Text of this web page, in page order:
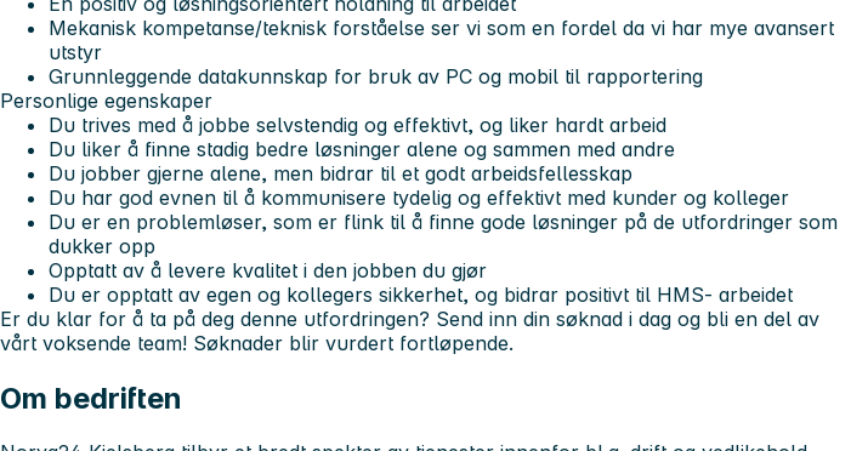
Mekanisk kompetanse/teknisk forståelse ser vi som en fordel da vi har mye avansert
utstyr
Grunnleggende datakunnskap for bruk av PC og mobil til rapportering
Personlige egenskaper
Du trives med å jobbe selvstendig og effektivt, og liker hardt arbeid
Du liker å finne stadig bedre løsninger alene og sammen med andre
Du jobber gjerne alene, men bidrar til et godt arbeidsfellesskap
Du har god evnen til å kommunisere tydelig og effektivt med kunder og kolleger
Du er en problemløser, som er flink til å finne gode løsninger på de utfordringer som
dukker opp
Opptatt av å levere kvalitet i den jobben du gjør
Du er opptatt av egen og kollegers sikkerhet, og bidrar positivt til HMS- arbeidet
Er du klar for å ta på deg denne utfordringen? Send inn din søknad i dag og bli en del av
vårt voksende team! Søknader blir vurdert fortløpende.
Om bedriften